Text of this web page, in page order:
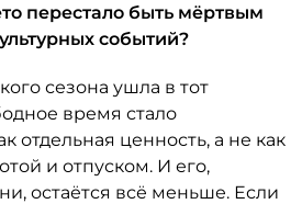
перестало быть мёртвым
событий?
сезона ушла в тот
время стало
отдельная ценность, а не как
и отпуском. И его,
остаётся всё меньше. Если